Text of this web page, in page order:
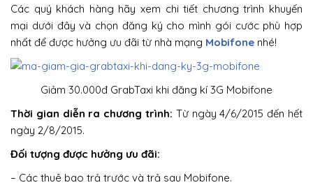
Các quý khách hàng hãy xem chi tiết chương trình khuyến
mại dưới đây và chọn đăng ký cho mình gói cước phù hợp
nhất để được hưởng ưu đãi từ nhà mạng Mobifone nhé!
Giảm 30.000đ GrabTaxi khi đăng kí 3G Mobifone
Thời gian diễn ra chương trình: Từ ngày 4/6/2015 đến hết
ngày 2/8/2015.
Đối tượng được hưởng ưu đãi:
– Các thuê bao trả trước và trả sau Mobifone.